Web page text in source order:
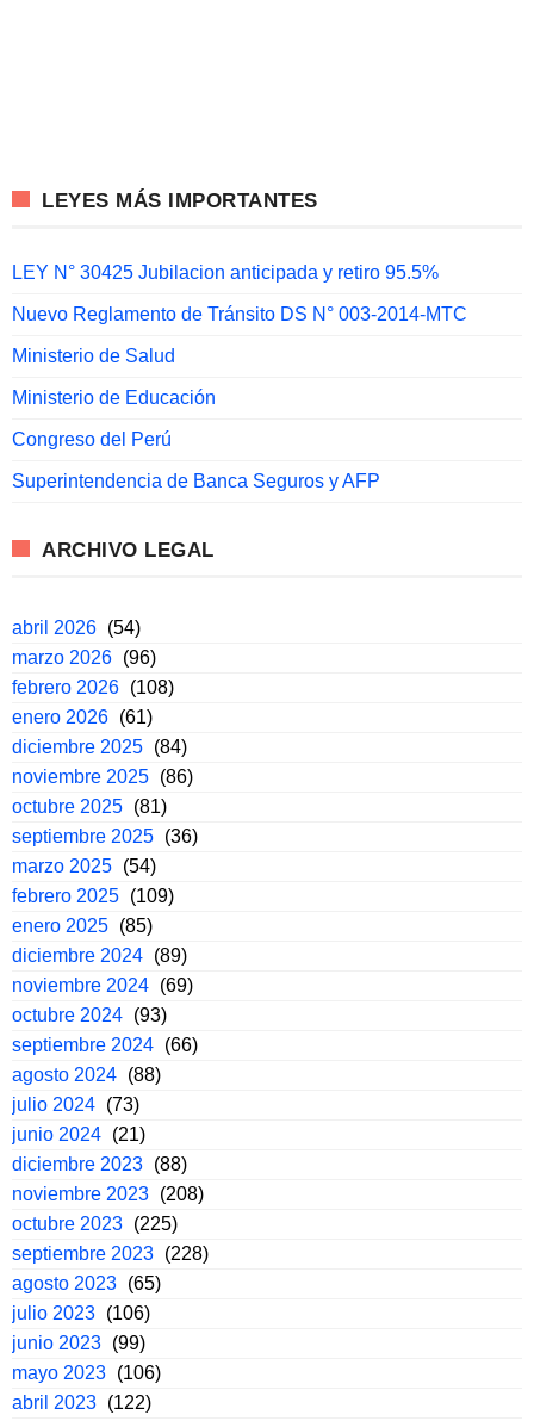
LEYES MÁS IMPORTANTES
LEY N° 30425 Jubilacion anticipada y retiro 95.5%
Nuevo Reglamento de Tránsito DS N° 003-2014-MTC
Ministerio de Salud
Ministerio de Educación
Congreso del Perú
Superintendencia de Banca Seguros y AFP
ARCHIVO LEGAL
abril 2026 (54)
marzo 2026 (96)
febrero 2026 (108)
enero 2026 (61)
diciembre 2025 (84)
noviembre 2025 (86)
octubre 2025 (81)
septiembre 2025 (36)
marzo 2025 (54)
febrero 2025 (109)
enero 2025 (85)
diciembre 2024 (89)
noviembre 2024 (69)
octubre 2024 (93)
septiembre 2024 (66)
agosto 2024 (88)
julio 2024 (73)
junio 2024 (21)
diciembre 2023 (88)
noviembre 2023 (208)
octubre 2023 (225)
septiembre 2023 (228)
agosto 2023 (65)
julio 2023 (106)
junio 2023 (99)
mayo 2023 (106)
abril 2023 (122)